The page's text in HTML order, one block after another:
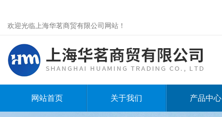
欢迎光临上海华茗商贸有限公司网站！
网站首页 关于我们 产品中心